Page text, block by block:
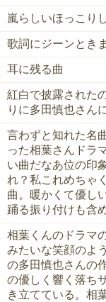
嵐らしいほっこり
歌詞にジーンとき
耳に残る曲
紅白で披露された
りに多田慎也さん
言わずと知れた名
った相葉さんドラ
い曲だなあ位の印
れ？私これめちゃ
曲。暖かくて優し
踊る振り付けも含
相葉くんのドラマ
みたいな笑顔のよ
の多田慎也さんの
の優しく響く落ち
き立てている。相